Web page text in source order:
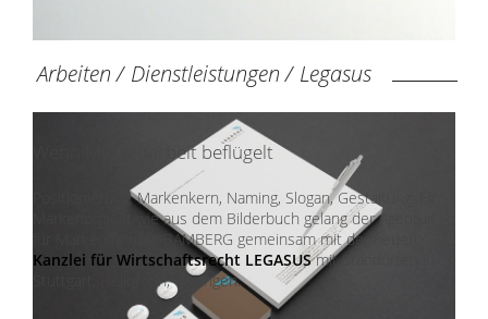
Wenn Markenarbeit beflügelt
Positionierung, Markenkern, Naming, Slogan, Gestaltung: Ein
Markenprojekt wie aus dem Bilderbuch gelang der Agentur
für Markenführung BAMBERG gemeinsam mit der neuen
Kanzlei für Wirtschaftsrecht LEGASUSmit Standorten in
Stuttgart, Heilbronn, Öhringen.
Arbeiten/ Dienstleistungen/ Legasus